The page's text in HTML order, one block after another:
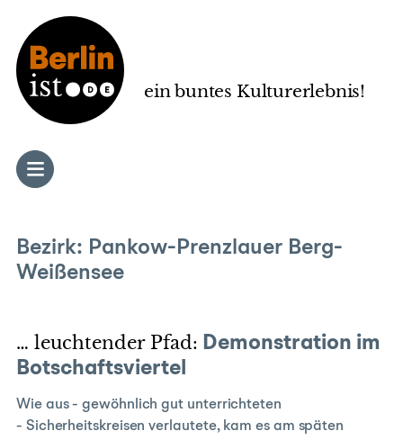
ein buntes Kulturerlebnis!
Bezirk: Pankow-Prenzlauer Berg-
Weißensee
… leuchtender Pfad: Demonstration im
Botschaftsviertel
Wie aus - gewöhnlich gut unterrichteten
- Sicherheitskreisen verlautete, kam es am späten